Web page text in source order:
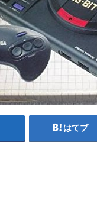
はてブ